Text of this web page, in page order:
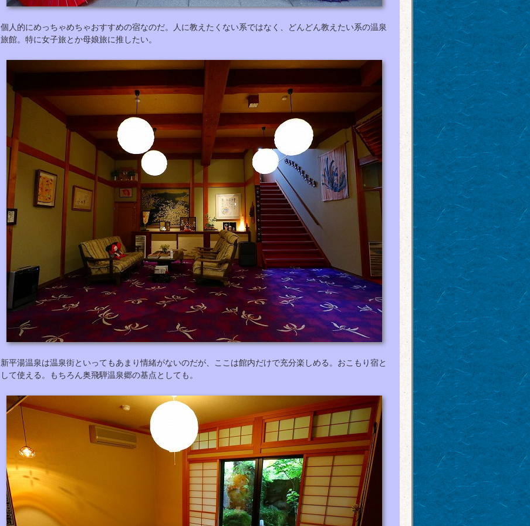
個人的にめっちゃめちゃおすすめの宿なのだ。人に教えたくない系ではなく、どんどん教えたい系の温泉
旅館。特に女子旅とか母娘旅に推したい。
新平湯温泉は温泉街といってもあまり情緒がないのだが、ここは館内だけで充分楽しめる。おこもり宿と
して使える。もちろん奥飛騨温泉郷の基点としても。